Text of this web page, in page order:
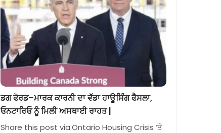
ਡਗ ਫੋਰਡ–ਮਾਰਕ ਕਾਰਨੀ ਦਾ ਵੱਡਾ ਹਾਊਸਿੰਗ ਫੈਸਲਾ,
ਓਨਟਾਰਿਓ ਨੂੰ ਮਿਲੀ ਅਸਥਾਈ ਰਾਹਤ |
Share this post via:Ontario Housing Crisis ‘ਤੇ